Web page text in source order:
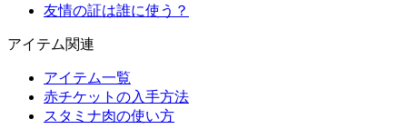
友情の証は誰に使う？
アイテム関連
アイテム一覧
赤チケットの入手方法
スタミナ肉の使い方